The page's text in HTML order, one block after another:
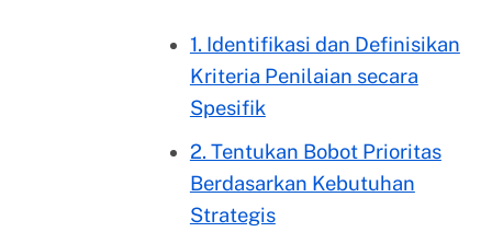
1. Identifikasi dan Definisikan
Kriteria Penilaian secara
Spesifik
2. Tentukan Bobot Prioritas
Berdasarkan Kebutuhan
Strategis